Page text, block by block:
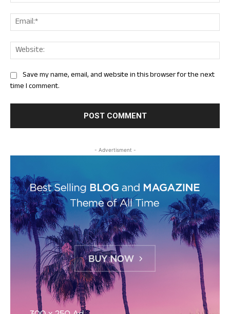
Save my name, email, and website in this browser for the next
time I comment.
- Advertisment -